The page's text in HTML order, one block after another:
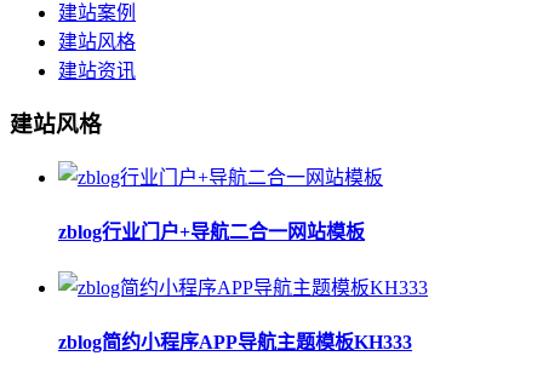
建站案例
建站风格
建站资讯
建站风格
zblog行业门户+导航二合一网站模板
zblog简约小程序APP导航主题模板KH333